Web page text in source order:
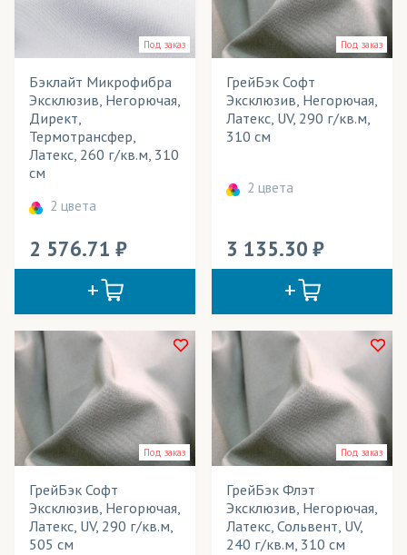
Под заказ
Бэклайт Микрофибра
Эксклюзив, Негорючая,
Директ,
Термотрансфер,
Латекс, 260 г/кв.м, 310
см
2 цвета
2 576.71
Под заказ
ГрейБэк Софт
Эксклюзив, Негорючая,
Латекс, UV, 290 г/кв.м,
310 см
2 цвета
3 135.30
Под заказ
ГрейБэк Софт
Эксклюзив, Негорючая,
Латекс, UV, 290 г/кв.м,
505 см
Под заказ
ГрейБэк Флэт
Эксклюзив, Негорючая,
Латекс, Сольвент, UV,
240 г/кв.м, 310 см